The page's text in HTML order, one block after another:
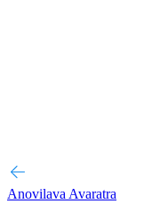
Anovilava Avaratra